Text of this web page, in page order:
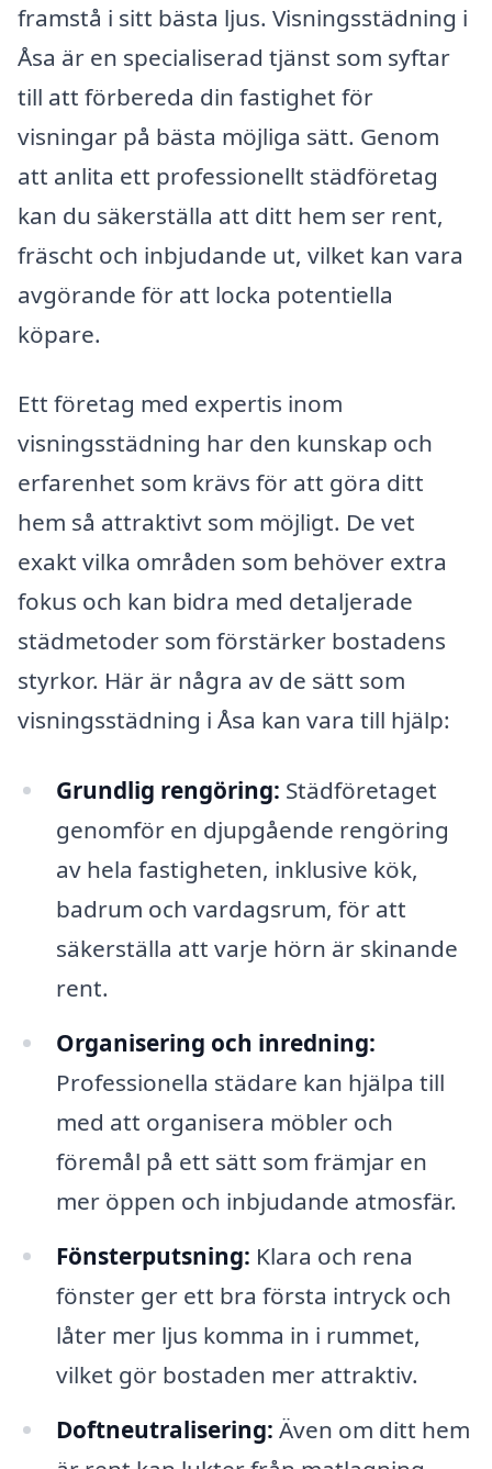
framstå i sitt bästa ljus. Visningsstädning i
Åsa är en specialiserad tjänst som syftar
till att förbereda din fastighet för
visningar på bästa möjliga sätt. Genom
att anlita ett professionellt städföretag
kan du säkerställa att ditt hem ser rent,
fräscht och inbjudande ut, vilket kan vara
avgörande för att locka potentiella
köpare.
Ett företag med expertis inom
visningsstädning har den kunskap och
erfarenhet som krävs för att göra ditt
hem så attraktivt som möjligt. De vet
exakt vilka områden som behöver extra
fokus och kan bidra med detaljerade
städmetoder som förstärker bostadens
styrkor. Här är några av de sätt som
visningsstädning i Åsa kan vara till hjälp:
Grundlig rengöring: Städföretaget
genomför en djupgående rengöring
av hela fastigheten, inklusive kök,
badrum och vardagsrum, för att
säkerställa att varje hörn är skinande
rent.
Organisering och inredning:
Professionella städare kan hjälpa till
med att organisera möbler och
föremål på ett sätt som främjar en
mer öppen och inbjudande atmosfär.
Fönsterputsning: Klara och rena
fönster ger ett bra första intryck och
låter mer ljus komma in i rummet,
vilket gör bostaden mer attraktiv.
Doftneutralisering: Även om ditt hem